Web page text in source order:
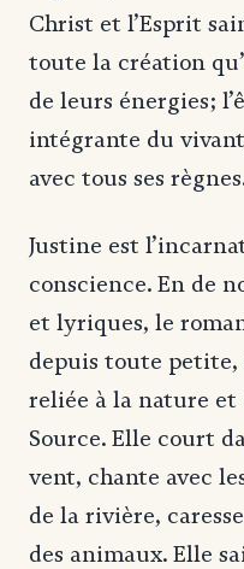
Christ et l’Esprit
toute la création
de leurs énergies;
intégrante du
avec tous ses
Justine est
conscience. En de
et lyriques, le
depuis toute
reliée à la nature
Source. Elle court
vent, chante avec
de la rivière,
des animaux. Elle